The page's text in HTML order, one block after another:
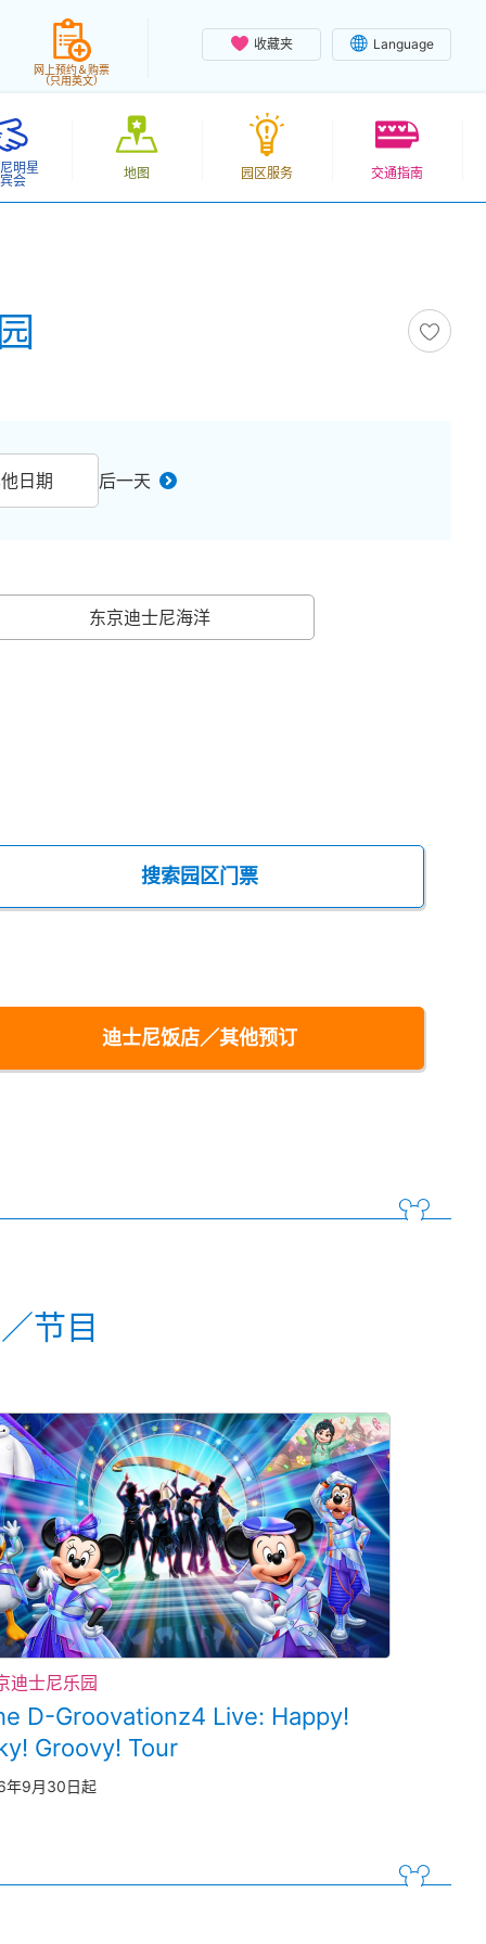
收藏夹 Language
网上预约＆购票
（只用英文）
明星
会
地图 园区服务 交通指南
日期 后一天
东京迪士尼海洋
搜索园区门票
迪士尼饭店／其他预订
节目
迪士尼乐园
D-Groovationz4 Live: Happy!
Groovy! Tour
年9月30日起